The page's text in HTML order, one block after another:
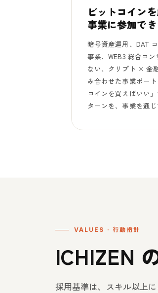
ビットコイン
事業に参加で
暗号資産運用、DAT
事業、WEB3 総合コ
ない、クリプト × 金
み合わせた事業ポー
コインを買えばいい
ターンを、事業を通じ
VALUES · 行動指針
ICHIZEN
採用基準は、スキル以上